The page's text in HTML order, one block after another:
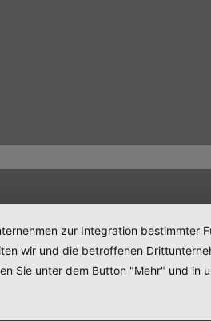
zur Integration bestimmter
wir und die betroffenen
Sie unter dem Button "Mehr" und in